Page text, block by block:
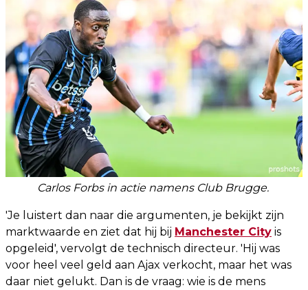
Carlos Forbs in actie namens Club Brugge.
'Je luistert dan naar die argumenten, je bekijkt zijn
marktwaarde en ziet dat hij bij Manchester City is
opgeleid', vervolgt de technisch directeur. 'Hij was
voor heel veel geld aan Ajax verkocht, maar het was
daar niet gelukt. Dan is de vraag: wie is de mens